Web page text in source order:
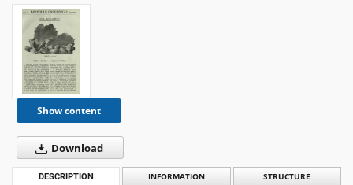
Show content
Download
DESCRIPTION INFORMATION STRUCTURE